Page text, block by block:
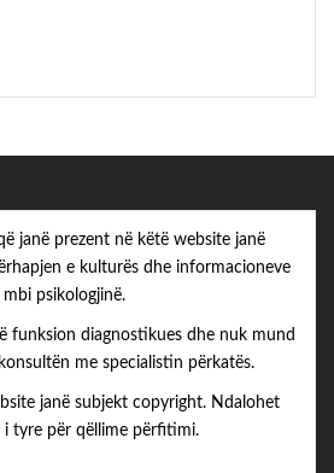
janë prezent në këtë website janë
e kulturës dhe informacioneve
mbi psikologjinë.
funksion diagnostikues dhe nuk mund
me specialistin përkatës.
janë subjekt copyright. Ndalohet
i tyre për qëllime përfitimi.